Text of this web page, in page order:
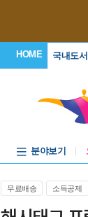
HOME 국내도서
분야보기
무료배송 소득공제